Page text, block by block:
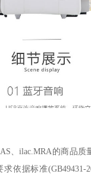
、ilac.MRA的商品质
依据标准(GB49431-